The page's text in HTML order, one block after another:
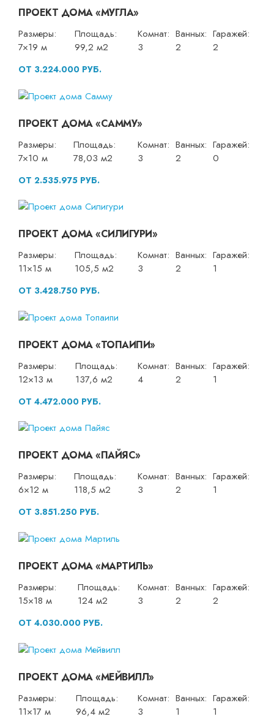
ПРОЕКТ ДОМА «МУГЛА»
Размеры:
7×19 м
Площадь:
99,2 м2
Комнат:
3
Ванных:
2
Гаражей:
2
ОТ 3.224.000 РУБ.
ПРОЕКТ ДОМА «САММУ»
Размеры:
7×10 м
Площадь:
78,03 м2
Комнат:
3
Ванных:
2
Гаражей:
0
ОТ 2.535.975 РУБ.
ПРОЕКТ ДОМА «СИЛИГУРИ»
Размеры:
11×15 м
Площадь:
105,5 м2
Комнат:
3
Ванных:
2
Гаражей:
1
ОТ 3.428.750 РУБ.
ПРОЕКТ ДОМА «ТОПАИПИ»
Размеры:
12×13 м
Площадь:
137,6 м2
Комнат:
4
Ванных:
2
Гаражей:
1
ОТ 4.472.000 РУБ.
ПРОЕКТ ДОМА «ПАЙЯС»
Размеры:
6×12 м
Площадь:
118,5 м2
Комнат:
3
Ванных:
2
Гаражей:
1
ОТ 3.851.250 РУБ.
ПРОЕКТ ДОМА «МАРТИЛЬ»
Размеры:
15×18 м
Площадь:
124 м2
Комнат:
3
Ванных:
2
Гаражей:
2
ОТ 4.030.000 РУБ.
ПРОЕКТ ДОМА «МЕЙВИЛЛ»
Размеры:
11×17 м
Площадь:
96,4 м2
Комнат:
3
Ванных:
1
Гаражей:
1